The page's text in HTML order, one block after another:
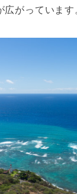
がっています